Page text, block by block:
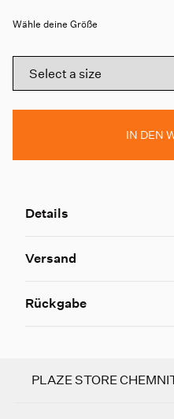
Wähle deine Größe
IN DEN
Details
Versand
Rückgabe
PLAZE STORE